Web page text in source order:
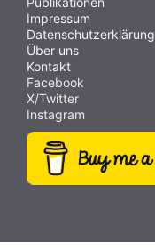
Impressum
Datenschutzerklärung
Über uns
Kontakt
Facebook
X/Twitter
Instagram